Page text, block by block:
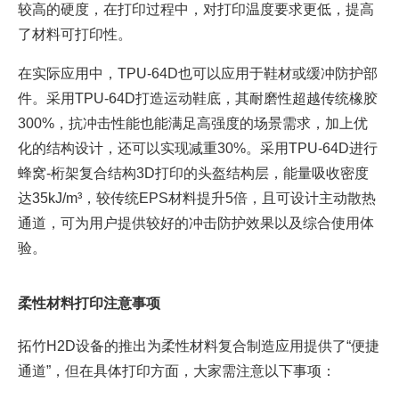
较高的硬度，在打印过程中，对打印温度要求更低，提高
了材料可打印性。
在实际应用中，TPU-64D也可以应用于鞋材或缓冲防护部
件。采用TPU-64D打造运动鞋底，其耐磨性超越传统橡胶
300%，抗冲击性能也能满足高强度的场景需求，加上优
化的结构设计，还可以实现减重30%。采用TPU-64D进行
蜂窝-桁架复合结构3D打印的头盔结构层，能量吸收密度
达35kJ/m³，较传统EPS材料提升5倍，且可设计主动散热
通道，可为用户提供较好的冲击防护效果以及综合使用体
验。
柔性材料打印注意事项
拓竹H2D设备的推出为柔性材料复合制造应用提供了“便捷
通道”，但在具体打印方面，大家需注意以下事项：